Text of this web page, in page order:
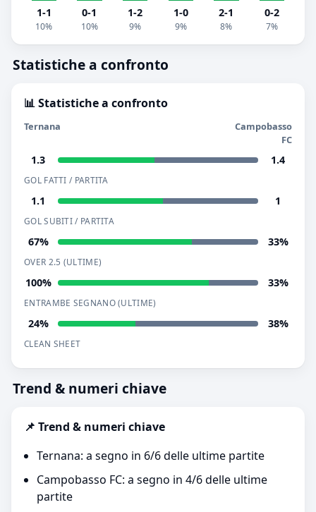
1-1
10%
0-1
10%
1-2
9%
1-0
9%
2-1
8%
0-2
7%
Statistiche a confronto
📊 Statistiche a confronto
Ternana
Campobasso
FC
1.3 1.4
GOL FATTI / PARTITA
1.1 1
GOL SUBITI / PARTITA
67% 33%
OVER 2.5 (ULTIME)
100% 33%
ENTRAMBE SEGNANO (ULTIME)
24% 38%
CLEAN SHEET
Trend & numeri chiave
📌 Trend & numeri chiave
Ternana: a segno in 6/6 delle ultime partite
Campobasso FC: a segno in 4/6 delle ultime
partite